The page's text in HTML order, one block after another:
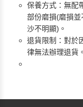
保養方式：無配
部份磨損(磨損
沙不明顯)。
退貨限制：對於
律無法辦理退貨。